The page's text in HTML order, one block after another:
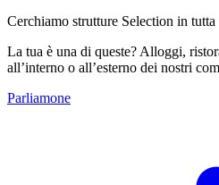
Cerchiamo strutture Selection in tutta
La tua è una di queste? Alloggi,
all’interno o all’esterno dei nostri
Parliamone